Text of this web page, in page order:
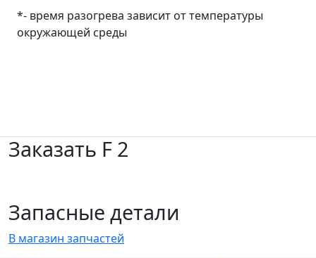
*- время разогрева зависит от температуры
окружающей среды
Заказать F 2
Запасные детали
В магазин запчастей